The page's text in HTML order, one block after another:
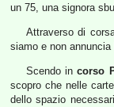
un 75, una signora
Attraverso di
siamo e non
Scendo incorso
scopro che nelle
dello spazio